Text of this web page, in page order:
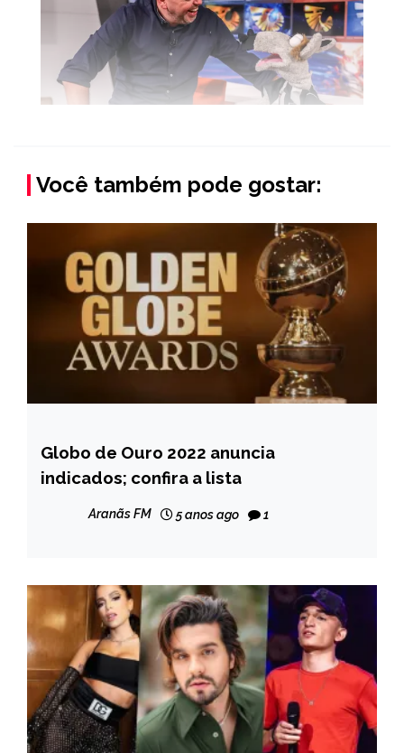
Você também pode gostar:
ENTRETENIMENTO
Globo de Ouro 2022 anuncia
indicados; confira a lista
Aranãs FM 5 anos ago 1